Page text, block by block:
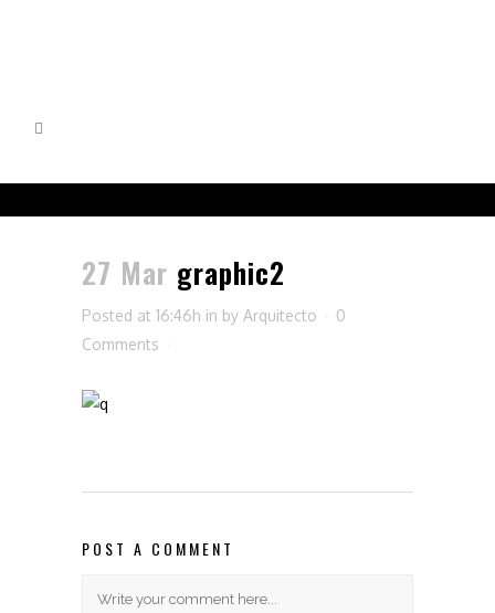
27 Mar graphic2
Posted at 16:46h in by Arquitecto
0
Comments
POST A COMMENT